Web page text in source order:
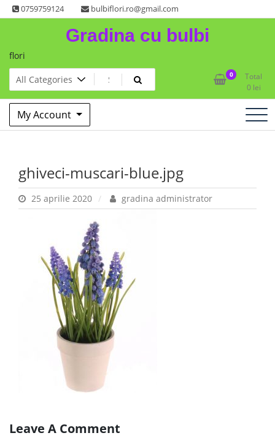
Skip
to
0759759124 bulbiflori.ro@gmail.com
Gradina cu bulbi
flori
0
Total
0 lei
My Account
ghiveci-muscari-blue.jpg
25 aprilie 2020 gradina administrator
Leave A Comment